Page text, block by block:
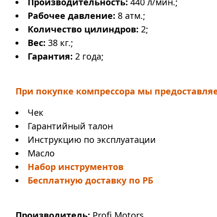
Рабочее давление: 8 атм.;
Количество цилиндров: 2;
Вес: 38 кг.;
Гарантия: 2 года;
При покупке компрессора мы
Чек
Гарантийный талон
Инструкцию по эксплуатации
Масло
Набор инструментов
Бесплатную доставку по РБ